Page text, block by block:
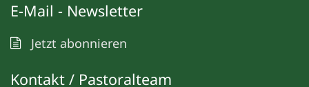
E-Mail - Newsletter
Jetzt abonnieren
Kontakt / Pastoralteam